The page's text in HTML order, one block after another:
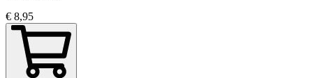
€ 8,95